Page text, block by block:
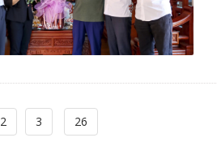
2 3 26